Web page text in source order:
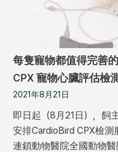
每隻寵物都值得完善
CPX 寵物心臟評估檢
2021年8月21日
即日起（8月21日），飼
安排CardioBird CPX檢
連鎖動物醫院全國動物醫